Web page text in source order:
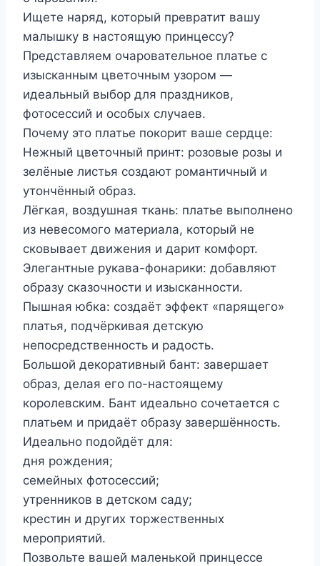
Ищете наряд, который превратит вашу
малышку в настоящую принцессу?
Представляем очаровательное платье с
изысканным цветочным узором —
идеальный выбор для праздников,
фотосессий и особых случаев.
Почему это платье покорит ваше сердце:
Нежный цветочный принт: розовые розы и
зелёные листья создают романтичный и
утончённый образ.
Лёгкая, воздушная ткань: платье выполнено
из невесомого материала, который не
сковывает движения и дарит комфорт.
Элегантные рукава-фонарики: добавляют
образу сказочности и изысканности.
Пышная юбка: создаёт эффект «парящего»
платья, подчёркивая детскую
непосредственность и радость.
Большой декоративный бант: завершает
образ, делая его по-настоящему
королевским. Бант идеально сочетается с
платьем и придаёт образу завершённость.
Идеально подойдёт для:
дня рождения;
семейных фотосессий;
утренников в детском саду;
крестин и других торжественных
мероприятий.
Позвольте вашей маленькой принцессе